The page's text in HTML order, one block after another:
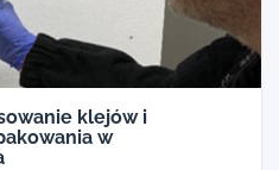
klejów i
w